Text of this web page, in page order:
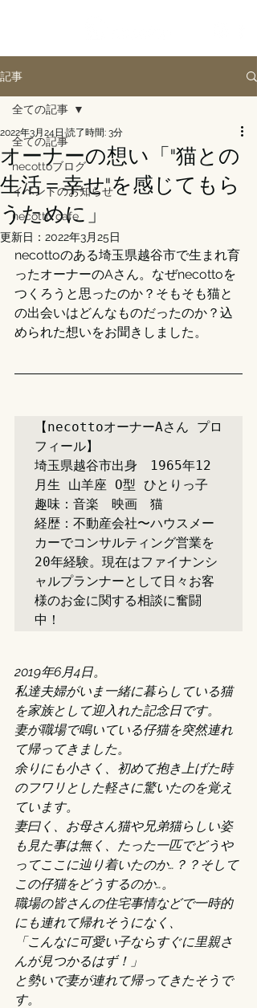
記事
全ての記事
necottoブログ
イベントのお知らせ
necotto cafe
全ての記事
オーナーの想い「"猫との
生活＝幸せ"を感じてもら
うために」
2022年3月24日 読了時間: 3分
更新日： 2022年3月25日
necottoのある埼玉県越谷市で生まれ育
ったオーナーのAさん。なぜnecottoを
つくろうと思ったのか？そもそも猫と
の出会いはどんなものだったのか？込
められた想いをお聞きしました。
【necottoオーナーAさん プロ
フィール】
埼玉県越谷市出身　1965年12
月生 山羊座 O型 ひとりっ子
趣味：音楽　映画　猫
経歴：不動産会社〜ハウスメー
カーでコンサルティング営業を
20年経験。現在はファイナンシ
ャルプランナーとして日々お客
様のお金に関する相談に奮闘
中！
2019年6月4日。
私達夫婦がいま一緒に暮らしている猫
を家族として迎入れた記念日です。
妻が職場で鳴いている仔猫を突然連れ
て帰ってきました。
余りにも小さく、初めて抱き上げた時
のフワリとした軽さに驚いたのを覚え
ています。
妻曰く、お母さん猫や兄弟猫らしい姿
も見た事は無く、たった一匹でどうや
ってここに辿り着いたのか…？？そして
この仔猫をどうするのか…。
職場の皆さんの住宅事情などで一時的
にも連れて帰れそうになく、
「こんなに可愛い子ならすぐに里親さ
んが見つかるはず！」
と勢いで妻が連れて帰ってきたそうで
す。